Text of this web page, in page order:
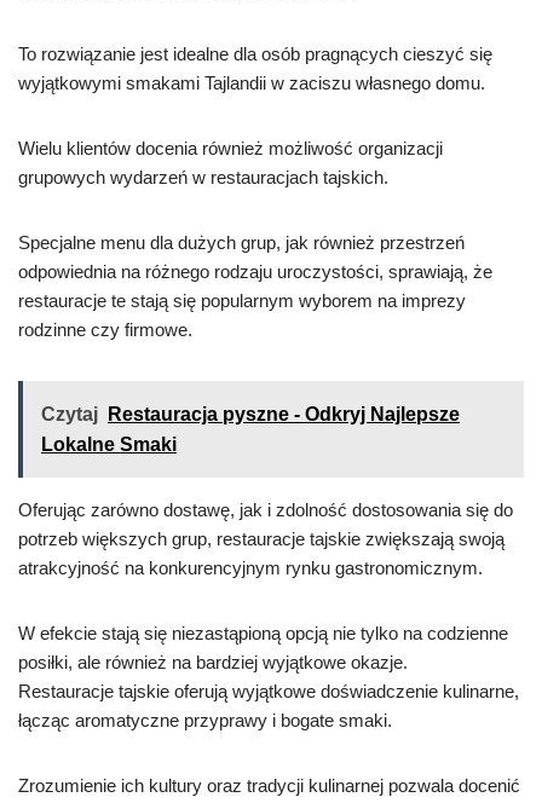
To rozwiązanie jest idealne dla osób pragnących cieszyć się
wyjątkowymi smakami Tajlandii w zaciszu własnego domu.
Wielu klientów docenia również możliwość organizacji
grupowych wydarzeń w restauracjach tajskich.
Specjalne menu dla dużych grup, jak również przestrzeń
odpowiednia na różnego rodzaju uroczystości, sprawiają, że
restauracje te stają się popularnym wyborem na imprezy
rodzinne czy firmowe.
Czytaj
Restauracja pyszne - Odkryj Najlepsze
Lokalne Smaki
Oferując zarówno dostawę, jak i zdolność dostosowania się do
potrzeb większych grup, restauracje tajskie zwiększają swoją
atrakcyjność na konkurencyjnym rynku gastronomicznym.
W efekcie stają się niezastąpioną opcją nie tylko na codzienne
posiłki, ale również na bardziej wyjątkowe okazje.
Restauracje tajskie oferują wyjątkowe doświadczenie kulinarne,
łącząc aromatyczne przyprawy i bogate smaki.
Zrozumienie ich kultury oraz tradycji kulinarnej pozwala docenić